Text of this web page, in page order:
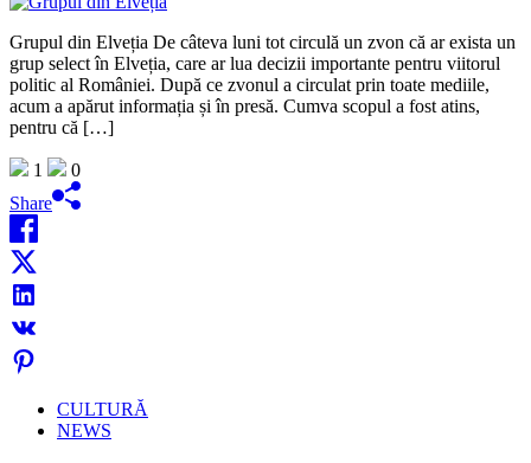
Grupul din Elveția De câteva luni tot circulă un zvon că ar exista un
grup select în Elveția, care ar lua decizii importante pentru viitorul
politic al României. După ce zvonul a circulat prin toate mediile,
acum a apărut informația și în presă. Cumva scopul a fost atins,
pentru că […]
1
0
Share
CULTURĂ
NEWS